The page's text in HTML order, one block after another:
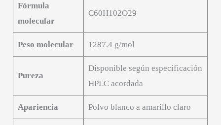
Fórmula
molecular
C60H102O29
Peso molecular 1287.4 g/mol
Pureza
Disponible según especificación
HPLC acordada
Apariencia Polvo blanco a amarillo claro